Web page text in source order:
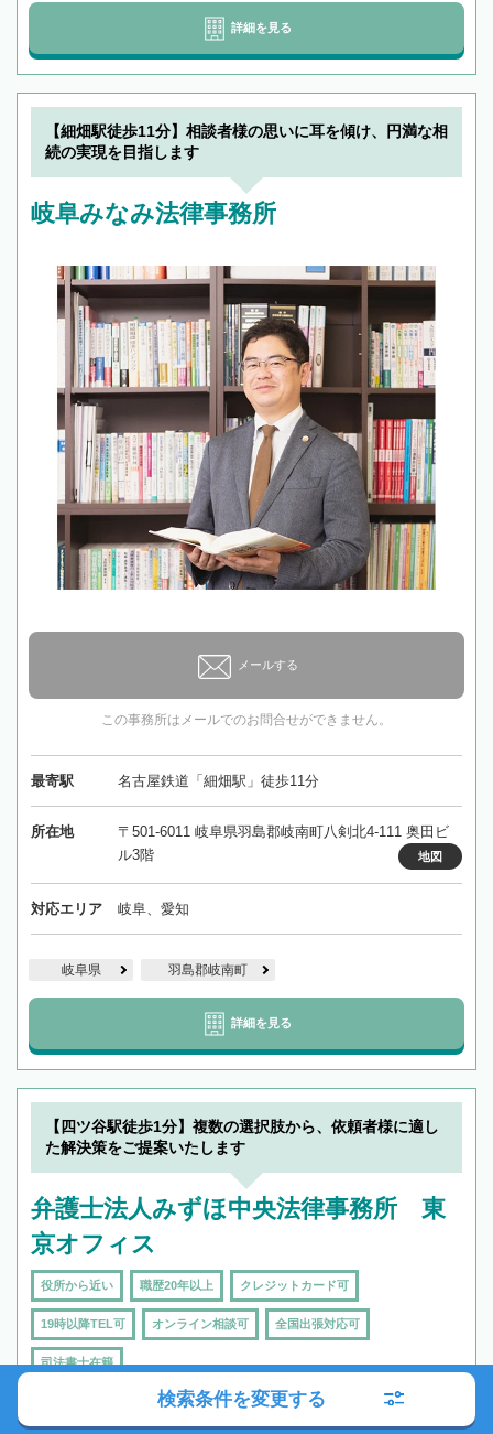
詳細を見る
【細畑駅徒歩11分】相談者様の思いに耳を傾け、円満な相
続の実現を目指します
岐阜みなみ法律事務所
メールする
この事務所はメールでのお問合せができません。
最寄駅 名古屋鉄道「細畑駅」徒歩11分
所在地
〒501-6011 岐阜県羽島郡岐南町八剣北4-111 奥田ビ
ル3階
地図
対応エリア 岐阜、愛知
岐阜県 羽島郡岐南町
詳細を見る
【四ツ谷駅徒歩1分】複数の選択肢から、依頼者様に適し
た解決策をご提案いたします
弁護士法人みずほ中央法律事務所 東
京オフィス
役所から近い 職歴20年以上 クレジットカード可
19時以降TEL可 オンライン相談可 全国出張対応可
司法書士在籍
検索条件を変更する